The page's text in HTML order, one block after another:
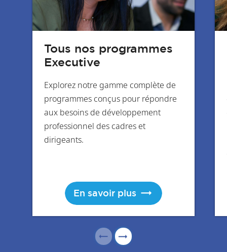
Tous nos programmes
Executive
Explorez notre gamme complète de
programmes conçus pour répondre
aux besoins de développement
professionnel des cadres et
dirigeants.
En savoir plus